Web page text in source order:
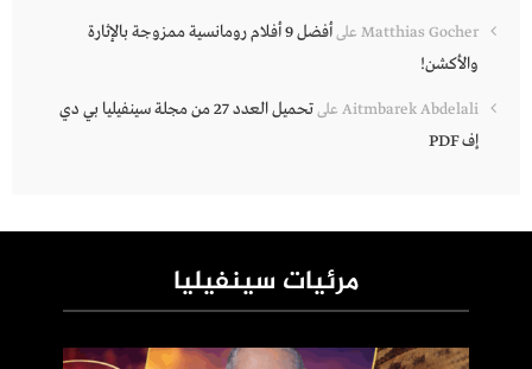
Matthias Gocher على
أفضل 9 أفلام رومانسية ممزوجة بالإثارة
والأكشن!
Aitmbarek Abdelali على
تحميل العدد 27 من مجلة سينفيليا بي دي
إف PDF
مرئيات سينفيليا